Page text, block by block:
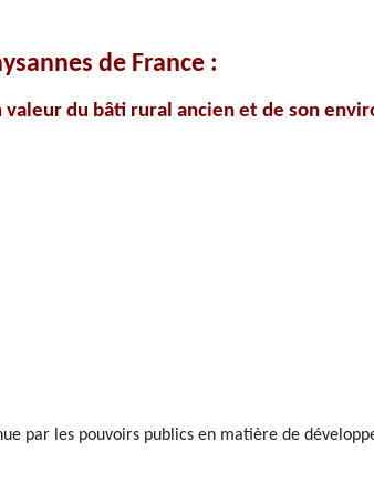
de France :
du bâti rural ancien et de son
par les pouvoirs publics en matière de